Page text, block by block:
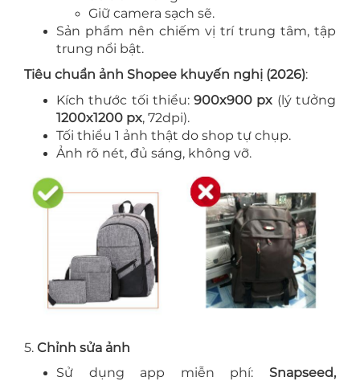
Giữ camera sạch sẽ.
Sản phẩm nên chiếm vị trí trung tâm, tập
trung nổi bật.
Tiêu chuẩn ảnh Shopee khuyến nghị (2026):
Kích thước tối thiểu:900x900 px (lý tưởng
1200x1200 px, 72dpi).
Tối thiểu 1 ảnh thật do shop tự chụp.
Ảnh rõ nét, đủ sáng, không vỡ.
5. Chỉnh sửa ảnh
Sử dụng app miễn phí: Snapseed,